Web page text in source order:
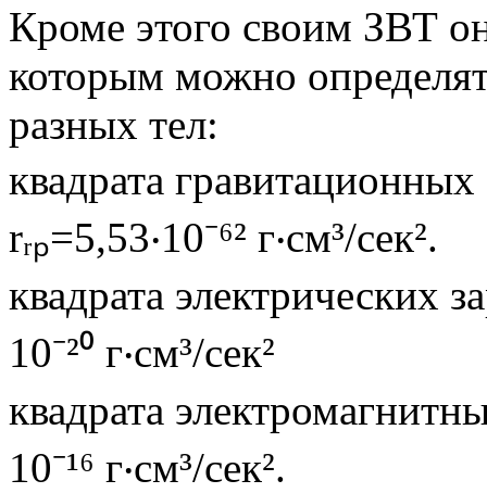
Кроме этого своим ЗВТ
которым можно
разных тел:
квадрата гравитационных
rᵣₚ=5,53‧10⁻⁶² г‧см³/сек².
квадрата электрических
10⁻²⁰ г‧см³/сек²
квадрата
10⁻¹⁶ г‧см³/сек².